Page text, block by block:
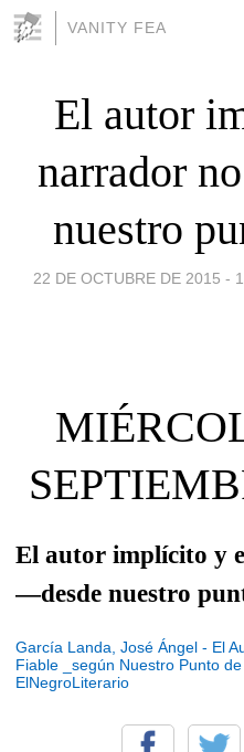
VANITY FEA
El autor
narrador
nuestro
22 DE OCTUBRE DE 2015 -
El autor implícito y
—desde nuestro
García Landa, José Ángel - El
Fiable _según Nuestro Punto de
ElNegroLiterario